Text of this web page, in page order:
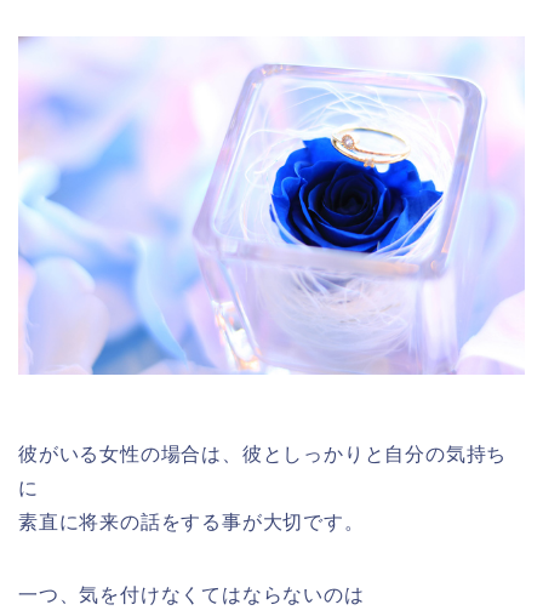
彼がいる女性の場合は、彼としっかりと自分の気持ち
に
素直に将来の話をする事が大切です。
一つ、気を付けなくてはならないのは